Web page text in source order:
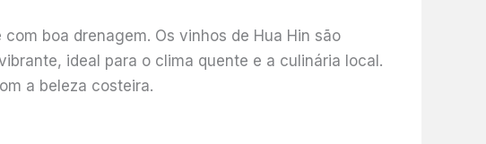
boa drenagem. Os vinhos de Hua Hin são
ideal para o clima quente e a culinária local.
a beleza costeira.